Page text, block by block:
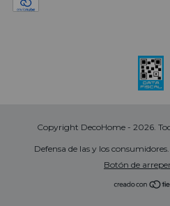
Copyright DecoHome - 2026.
Defensa de las y los
Botón de